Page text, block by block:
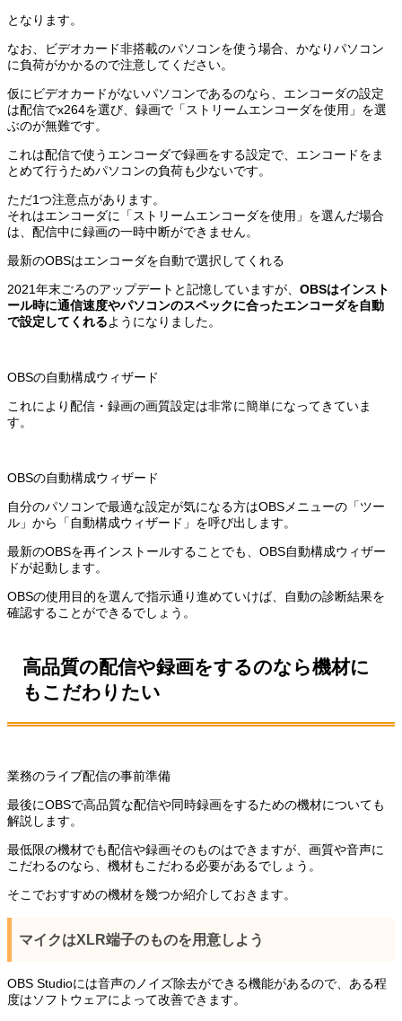
となります。
なお、ビデオカード非搭載のパソコンを使う場合、かなりパソコン
に負荷がかかるので注意してください。
仮にビデオカードがないパソコンであるのなら、エンコーダの設定
は配信でx264を選び、録画で「ストリームエンコーダを使用」を選
ぶのが無難です。
これは配信で使うエンコーダで録画をする設定で、エンコードをま
とめて行うためパソコンの負荷も少ないです。
ただ1つ注意点があります。
それはエンコーダに「ストリームエンコーダを使用」を選んだ場合
は、配信中に録画の一時中断ができません。
最新のOBSはエンコーダを自動で選択してくれる
2021年末ごろのアップデートと記憶していますが、 OBSはインスト
ール時に通信速度やパソコンのスペックに合ったエンコーダを自動
で設定してくれるようになりました。
OBSの自動構成ウィザード
これにより配信・録画の画質設定は非常に簡単になってきていま
す。
OBSの自動構成ウィザード
自分のパソコンで最適な設定が気になる方はOBSメニューの「ツー
ル」から「自動構成ウィザード」を呼び出します。
最新のOBSを再インストールすることでも、OBS自動構成ウィザー
ドが起動します。
OBSの使用目的を選んで指示通り進めていけば、自動の診断結果を
確認することができるでしょう。
高品質の配信や録画をするのなら機材に
もこだわりたい
業務のライブ配信の事前準備
最後にOBSで高品質な配信や同時録画をするための機材についても
解説します。
最低限の機材でも配信や録画そのものはできますが、画質や音声に
こだわるのなら、機材もこだわる必要があるでしょう。
そこでおすすめの機材を幾つか紹介しておきます。
マイクはXLR端子のものを用意しよう
OBS Studioには音声のノイズ除去ができる機能があるので、ある程
度はソフトウェアによって改善できます。